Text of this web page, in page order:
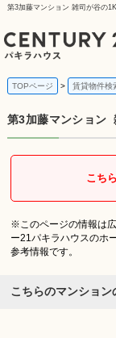
第3加藤マンション 雑司が谷の
TOPページ 賃貸物件検
第3加藤マンション
こち
※このページの情報は
ー21パキラハウスのホ
参考情報です。
こちらのマンション